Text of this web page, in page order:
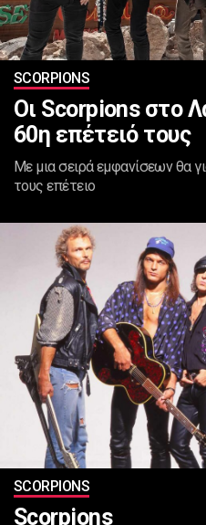
SCORPIONS
Οι Scorpions στο
60η επέτειό τους
Με μια σειρά εμφανίσεων θα
τους επέτειο
SCORPIONS
Scorpions